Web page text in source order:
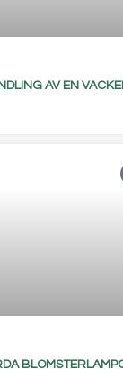
AV EN